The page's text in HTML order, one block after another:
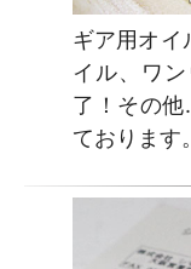
ギア用オイ
イル、ワ
了！その
ております。